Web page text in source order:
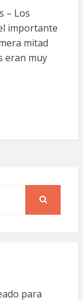
– Los
importante
mitad
eran muy
para